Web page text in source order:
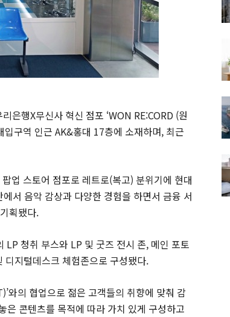
은행X무신사 혁신 점포 ‘WON RE:CORD (원
구역 인근 AK&홍대 17층에 소재하며, 최근
업 스토어 점포로 레트로(복고) 분위기에 현대
서 음악 감상과 다양한 경험을 하면서 금융 서
획됐다.
LP 청취 부스와 LP 및 굿즈 전시 존, 메인 포토
지털데스크 체험존으로 구성됐다.
와의 협업으로 젊은 고객들의 취향에 맞춰 감
콘텐츠를 목적에 따라 가치 있게 구성하고